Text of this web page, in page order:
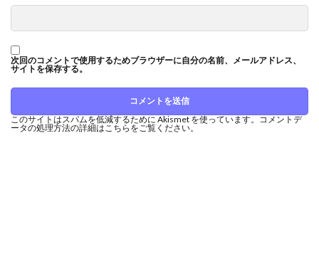
次回のコメントで使用するためブラウザーに自分の名前、メールアドレス、
サイトを保存する。
このサイトはスパムを低減するために Akismet を使っています。 コメントデ
ータの処理方法の詳細はこちらをご覧ください。